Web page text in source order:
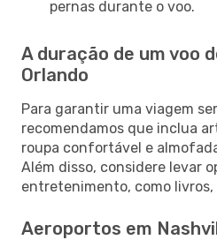
pernas durante o voo.
A duração de um voo
Orlando
Para garantir uma viagem
recomendamos que inclua
roupa confortável e
Além disso, considere levar
entretenimento, como livros,
Aeroportos em